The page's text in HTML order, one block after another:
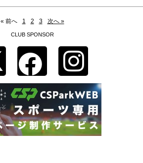
« 前へ 1 2 3 次へ »
CLUB SPONSOR